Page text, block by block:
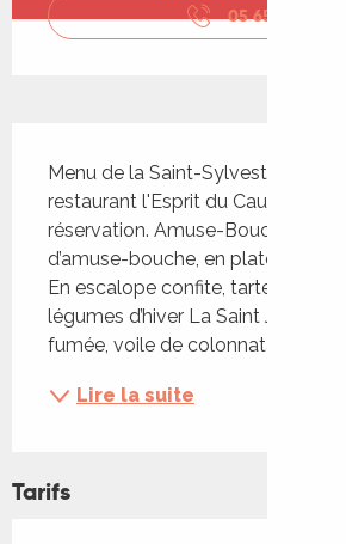
05 65 22 37
Menu de la Saint-Sylvestre
restaurant l'Esprit du Causse à
réservation. Amuse-Bouche
d’amuse-bouche, en plateau
En escalope confite, tartelette
légumes d’hiver La Saint Jacques,
fumée, voile de colonnata,...
Lire la suite
Tarifs